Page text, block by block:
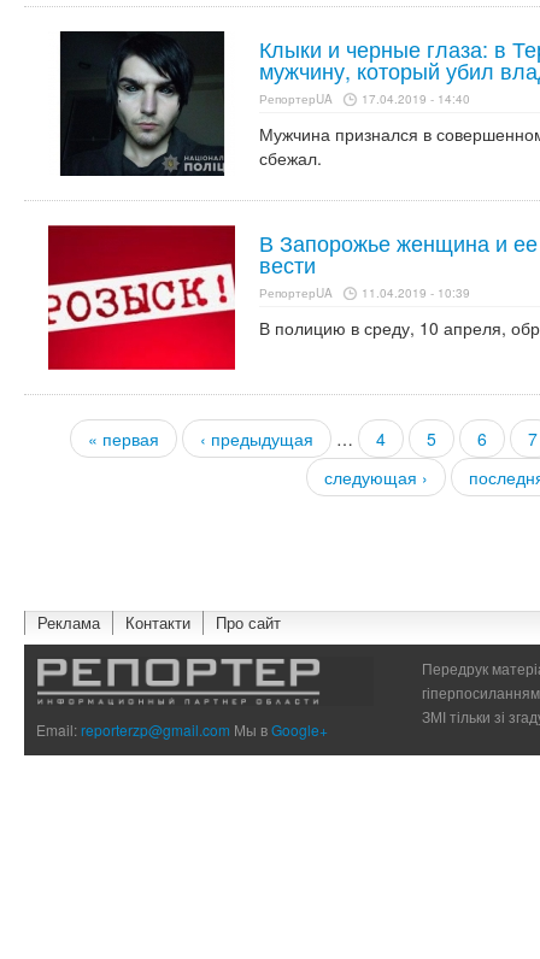
Клыки и черные глаза: в
мужчину, который убил
РепортерUA 17.04.2019 - 14:40
Мужчина признался в
сбежал.
В Запорожье женщина и ее
вести
РепортерUA 11.04.2019 - 10:39
В полицию в среду, 10 апреля,
Страницы
« первая ‹ предыдущая … 4 5 6
7
следующая ›
Реклама Контакти Про сайт
Email:reporterzp@gmail.com Мы вGoogle+
Передрук
ЗМІ тільки зі